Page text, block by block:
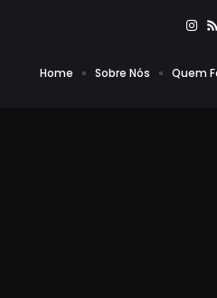
Home Sobre Nós Quem